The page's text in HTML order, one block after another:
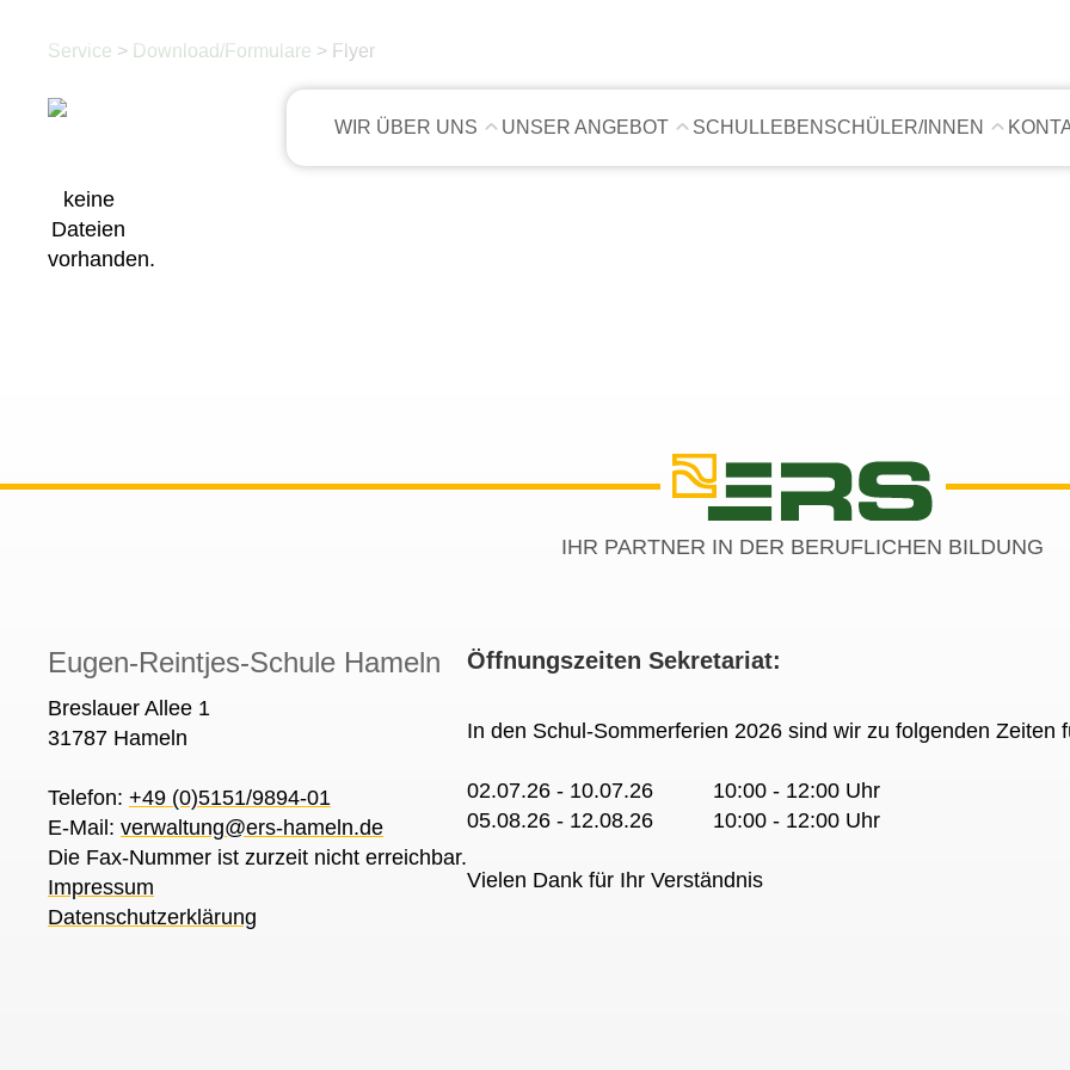
Service > Download/Formulare > Flyer
keine
Dateien
vorhanden.
IHR PARTNER IN DER BERUFLICHEN BILDUNG
Eugen-Reintjes-Schule Hameln
Breslauer Allee 1
31787 Hameln
Telefon: +49 (0)5151/9894-01
E-Mail: verwaltung@ers-hameln.de
Die Fax-Nummer ist zurzeit nicht erreichbar.
Impressum
Datenschutzerklärung
Öffnungszeiten Sekretariat:
In den Schul-Sommerferien 2026 sind wir zu folgenden Zeiten
02.07.26 - 10.07.26 10:00 - 12:00 Uhr
05.08.26 - 12.08.26 10:00 - 12:00 Uhr
Vielen Dank für Ihr Verständnis
WIR ÜBER UNS UNSER ANGEBOT SCHULLEBEN SCHÜLER/INNEN